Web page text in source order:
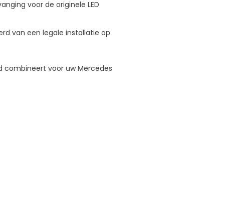
voor de originele LED
van een legale installatie op
combineert voor uw Mercedes